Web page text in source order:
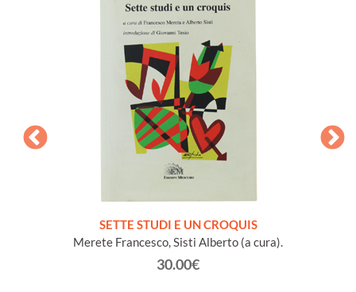
SETTE STUDI E UN CROQUIS
Merete Francesco, Sisti Alberto (a cura).
30.00€